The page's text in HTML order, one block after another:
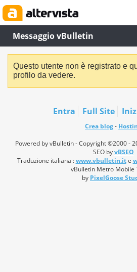
Messaggio vBulletin
Questo utente non è registrato e
profilo da vedere.
Entra Full Site
Crea blog-
Powered by vBulletin - Copyright ©2000 -
SEO byvBSEO
Traduzione italiana :www.vbulletin.ite
vBulletin Metro Mobile
by PixelGoose